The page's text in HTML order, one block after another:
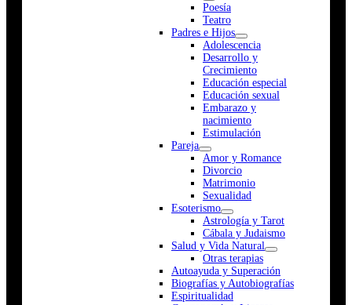
Poesía
Teatro
Padres e Hijos
Adolescencia
Desarrollo y
Crecimiento
Educación especial
Educación sexual
Embarazo y
nacimiento
Estimulación
Pareja
Amor y Romance
Divorcio
Matrimonio
Sexualidad
Esoterismo
Astrología y Tarot
Cábala y Judaismo
Salud y Vida Natural
Otras terapias
Autoayuda y Superación
Biografías y Autobiografías
Espiritualidad